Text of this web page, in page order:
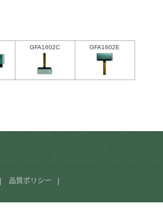
GFA1602C GFA1602E
品質ポリシー